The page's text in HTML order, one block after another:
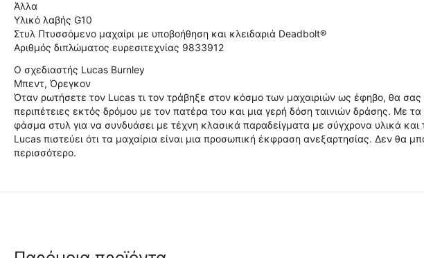
Άλλα
Υλικό λαβής G10
Στυλ Πτυσσόμενο μαχαίρι με υποβοήθηση και κλειδαριά Deadbolt®
Αριθμός διπλώματος ευρεσιτεχνίας 9833912
Ο σχεδιαστής Lucas Burnley
Μπεντ, Όρεγκον
Όταν ρωτήσετε τον Lucas τι τον τράβηξε στον κόσμο των μαχαιριών ως έφηβο, θα σας
περιπέτειες εκτός δρόμου με τον πατέρα του και μια γερή δόση ταινιών δράσης. Με
φάσμα στυλ για να συνδυάσει με τέχνη κλασικά παραδείγματα με σύγχρονα υλικά
Lucas πιστεύει ότι τα μαχαίρια είναι μια προσωπική έκφραση ανεξαρτησίας. Δεν θα
περισσότερο.